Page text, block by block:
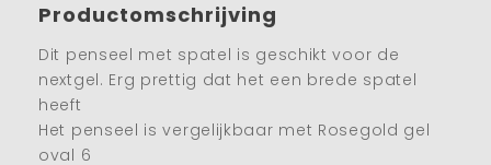
Productomschrijving
Dit penseel met spatel is geschikt voor de
nextgel. Erg prettig dat het een brede spatel
heeft
Het penseel is vergelijkbaar met Rosegold gel
oval 6